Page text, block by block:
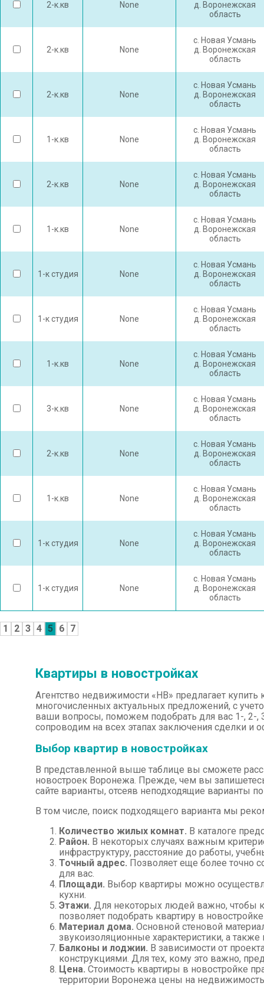
2-к.кв None
д. Воронежская
область
2-к.кв None
с. Новая Усмань
д. Воронежская
область
2-к.кв None
с. Новая Усмань
д. Воронежская
область
1-к.кв None
с. Новая Усмань
д. Воронежская
область
2-к.кв None
с. Новая Усмань
д. Воронежская
область
1-к.кв None
с. Новая Усмань
д. Воронежская
область
1-к студия None
с. Новая Усмань
д. Воронежская
область
1-к студия None
с. Новая Усмань
д. Воронежская
область
1-к.кв None
с. Новая Усмань
д. Воронежская
область
3-к.кв None
с. Новая Усмань
д. Воронежская
область
2-к.кв None
с. Новая Усмань
д. Воронежская
область
1-к.кв None
с. Новая Усмань
д. Воронежская
область
1-к студия None
с. Новая Усмань
д. Воронежская
область
1-к студия None
с. Новая Усмань
д. Воронежская
область
1 2 3 4 5 6 7
Квартиры в новостройках
Агентство недвижимости «НВ» предлагает
многочисленных актуальных предложений, с
ваши вопросы, поможем подобрать для вас 1-, 2-,
сопроводим на всех этапах заключения сделки и
Выбор квартир в новостройках
В представленной выше таблице вы сможете
новостроек Воронежа. Прежде, чем вы
сайте варианты, отсеяв неподходящие варианты
В том числе, поиск подходящего варианта мы
Количество жилых комнат. В каталоге
Район. В некоторых случаях важным
инфраструктуру, расстояние до работы,
Точный адрес. Позволяет еще более точно
для вас.
Площади. Выбор квартиры можно
кухни.
Этажи. Для некоторых людей важно, чтобы
позволяет подобрать квартиру в
Материал дома. Основной стеновой
звукоизоляционные характеристики, а
Балконы и лоджии. В зависимости от
конструкциями. Для тех, кому это важно,
Цена. Стоимость квартиры в новостройке
территории Воронежа цены на